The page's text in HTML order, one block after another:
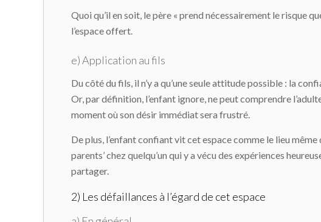
Quoi qu’il en soit, le père « prend nécessairement le risque
l’espace offert.
e) Application au fils
Du côté du fils, il n’y a qu’une seule attitude possible : la
Or, par définition, l’enfant ignore, ne peut comprendre
moment où son désir immédiat sera frustré.
De plus, l’enfant confiant vit cet espace comme le lieu
parents’ chez quelqu’un qui y a vécu des expériences
partager.
2) Les défaillances à l’égard de cet espace